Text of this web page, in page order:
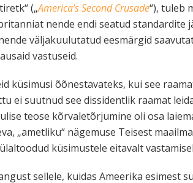
(„America’s Second Crusade“), tuleb
nende endi seatud standardite
väljakuulutatud eesmärgid
vastuseid.
küsimusi õõnestavateks, kui see
ei suutnud see dissidentlik raamat
teose kõrvaletõrjumine oli osa
„ametliku“ nägemuse Teisest
küsimustele eitavalt
sellele, kuidas Ameerika esimest